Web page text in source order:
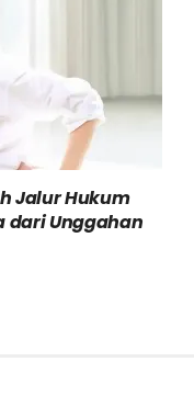
Jalur Hukum
dari Unggahan